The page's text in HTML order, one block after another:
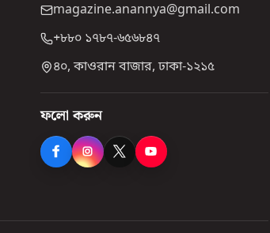
magazine.anannya@gmail.com
+৮৮০ ১৭৮৭-৬৫৬৮৪৭
৪০, কাওরান বাজার, ঢাকা-১২১৫
ফলো করুন